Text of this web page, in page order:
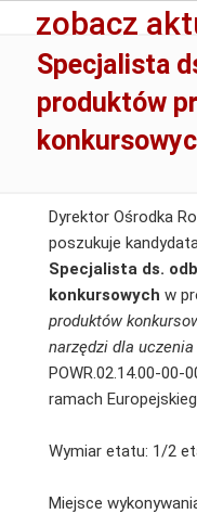
zobacz
Specjalista
produktów
Dyrektor Ośrodka
poszukuje
Specjalista ds.
konkursowych w
produktów
narzędzi dla
POWR.02.14.00-
ramach
Wymiar etatu: 1/2
Miejsce